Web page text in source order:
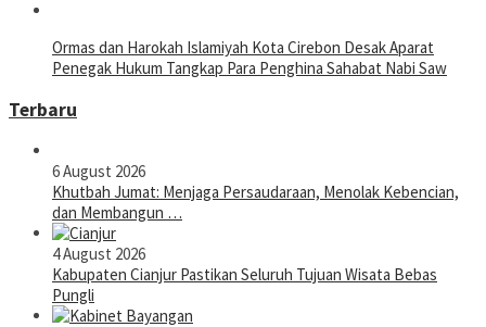
Ormas dan Harokah Islamiyah Kota Cirebon Desak Aparat
Penegak Hukum Tangkap Para Penghina Sahabat Nabi Saw
Terbaru
6 August 2026
Khutbah Jumat: Menjaga Persaudaraan, Menolak Kebencian,
dan Membangun …
4 August 2026
Kabupaten Cianjur Pastikan Seluruh Tujuan Wisata Bebas
Pungli